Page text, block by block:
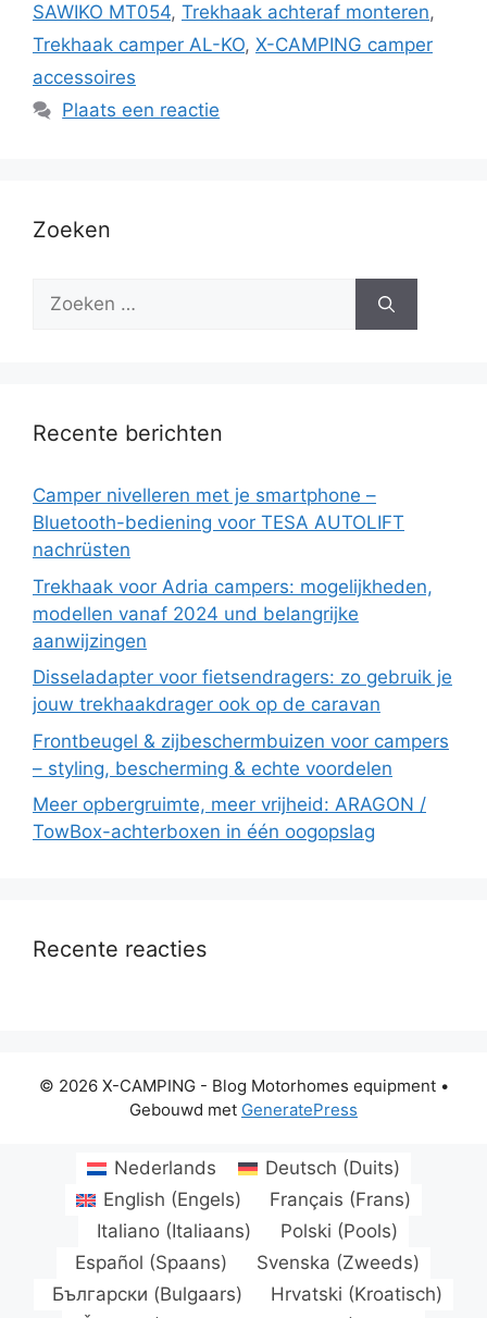
SAWIKO MT054, Trekhaak achteraf monteren,
Trekhaak camper AL-KO, X-CAMPING camper
accessoires
Plaats een reactie
Zoeken
Zoek
Recente berichten
Camper nivelleren met je smartphone –
Bluetooth-bediening voor TESA AUTOLIFT
nachrüsten
Trekhaak voor Adria campers: mogelijkheden,
modellen vanaf 2024 und belangrijke
aanwijzingen
Disseladapter voor fietsendragers: zo gebruik je
jouw trekhaakdrager ook op de caravan
Frontbeugel & zijbeschermbuizen voor campers
– styling, bescherming & echte voordelen
Meer opbergruimte, meer vrijheid: ARAGON /
TowBox-achterboxen in één oogopslag
Recente reacties
© 2026 X-CAMPING - Blog Motorhomes equipment•
Gebouwd met GeneratePress
Nederlands Deutsch (Duits)
English (Engels) Français (Frans)
Italiano (Italiaans) Polski (Pools)
Español (Spaans) Svenska (Zweeds)
Български (Bulgaars) Hrvatski (Kroatisch)